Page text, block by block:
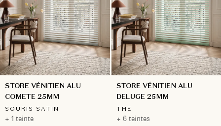
STORE VÉNITIEN ALU
COMETE 25MM
SOURIS SATIN
+ 1 teinte
STORE VÉNITIEN ALU
DELUGE 25MM
THE
+ 6 teintes